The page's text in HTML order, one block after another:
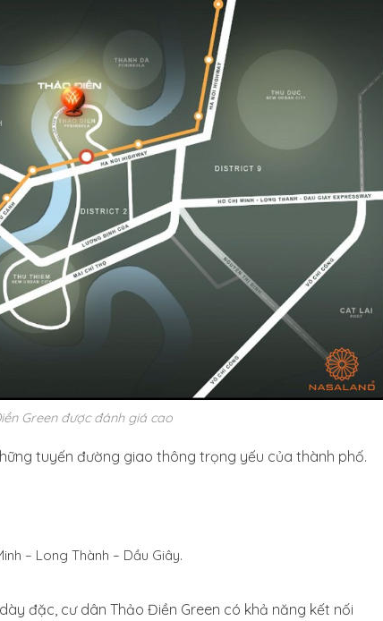
Green được đánh giá cao
tuyến đường giao thông trọng yếu của thành phố.
– Long Thành – Dầu Giây.
đặc, cư dân Thảo Điền Green có khả năng kết nối